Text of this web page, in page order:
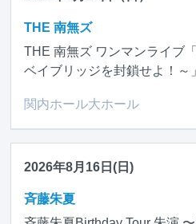
THE 南無ズ
THE 南無ズ ワンマンライブ
ベイブリッジを封鎖せよ！～」
関内ホール大ホール
2026年8月16日(日)
斉藤朱夏